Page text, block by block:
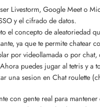
Livestorm, Google Meet o
y el cifrado de datos.
concepto de aleatoriedad
ya que te permite chatear
por videollamada o por
puedes jugar al tetris y a
una sesion en Chat roulette
con gente real para